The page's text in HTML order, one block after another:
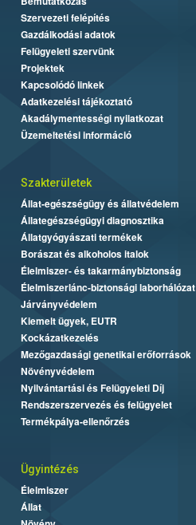
Szervezeti felépítés
Gazdálkodási adatok
Felügyeleti szervünk
Projektek
Kapcsolódó linkek
Adatkezelési tájékoztató
Akadálymentességi nyilatkozat
Üzemeltetési információ
Szakterületek
Állat-egészségügy és állatvédelem
Állategészségügyi diagnosztika
Állatgyógyászati termékek
Borászat és alkoholos italok
Élelmiszer- és takarmánybiztonság
Élelmiszerlánc-biztonsági laborhálózat
Járványvédelem
Kiemelt ügyek, EUTR
Kockázatkezelés
Mezőgazdasági genetikai erőforrások
Növényvédelem
Nyilvántartási és Felügyeleti Díj
Rendszerszervezés és felügyelet
Termékpálya-ellenőrzés
Ügyintézés
Élelmiszer
Állat